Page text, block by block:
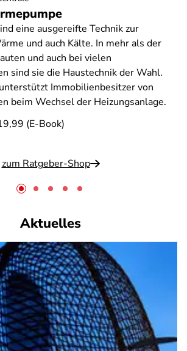
eine ausgereifte Technik zur
und auch Kälte. In mehr als der
und auch bei vielen
sind sie die Haustechnik der Wahl.
Immobilienbesitzer von
beim Wechsel der Heizungsanlage.
(E-Book)
zum Ratgeber-Shop
Aktuelles